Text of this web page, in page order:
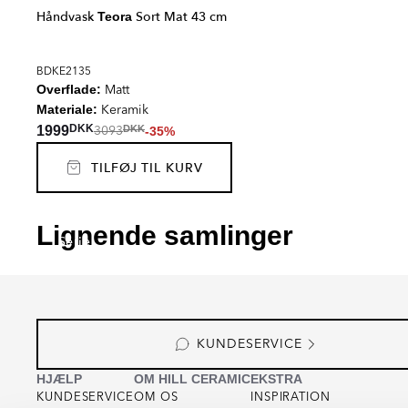
Håndvask Teora Sort Mat 43 cm
BDKE2135
Overflade: Matt
Materiale: Keramik
1999DKK3093DKK-35%
TILFØJ TIL KURV
Lignende samlinger
Serie
KUNDESERVICE
HJÆLP
KUNDESERVICE
OM HILL CERAMIC
OM OS
EKSTRA
INSPIRATION